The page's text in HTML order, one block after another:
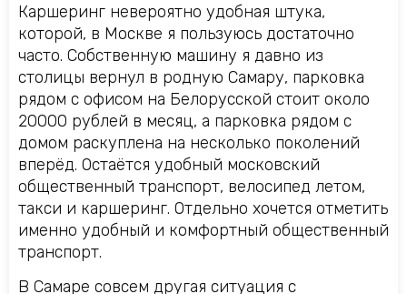
Каршеринг невероятно удобная штука,
которой, в Москве я пользуюсь достаточно
часто. Собственную машину я давно из
столицы вернул в родную Самару, парковка
рядом с офисом на Белорусской стоит около
20000 рублей в месяц, а парковка рядом с
домом раскуплена на несколько поколений
вперёд. Остаётся удобный московский
общественный транспорт, велосипед летом,
такси и каршеринг. Отдельно хочется отметить
именно удобный и комфортный общественный
транспорт.
В Самаре совсем другая ситуация с